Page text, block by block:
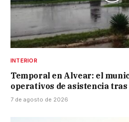
INTERIOR
Temporal en Alvear: el
operativos de asistencia tras
7 de agosto de 2026